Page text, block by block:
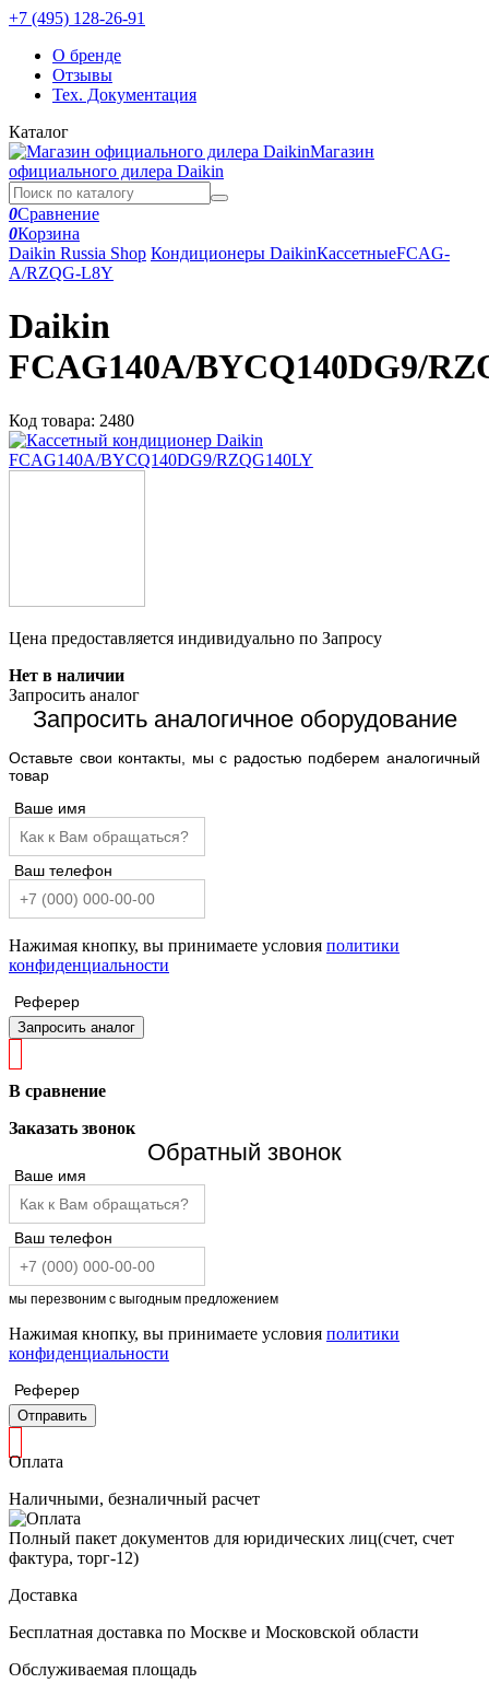
+7 (495) 128-26-91
О бренде
Отзывы
Тех. Документация
Каталог
Магазин
официального дилера Daikin
0Сравнение
0Корзина
Daikin Russia Shop Кондиционеры DaikinКассетныеFCAG-
A/RZQG-L8Y
Daikin
FCAG140A/BYCQ140DG9/
Код товара: 2480
Цена предоставляется индивидуально по Запросу
Нет в наличии
Запросить аналог
Запросить аналогичное оборудование
Оставьте свои контакты, мы с радостью подберем аналогичный
товар
Ваше имя
Ваш телефон
Нажимая кнопку, вы принимаете условия политики
конфиденциальности
Реферер
Запросить аналог
В сравнение
Заказать звонок
Обратный звонок
Ваше имя
Ваш телефон
мы перезвоним с выгодным предложением
Нажимая кнопку, вы принимаете условия политики
конфиденциальности
Реферер
Отправить
Оплата
Наличными, безналичный расчет
Полный пакет документов для юридических лиц(счет, счет
фактура, торг-12)
Доставка
Бесплатная доставка по Москве и Московской области
Обслуживаемая площадь